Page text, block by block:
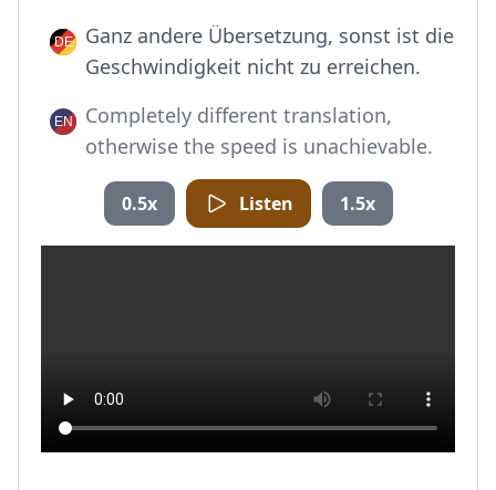
Ganz andere Übersetzung, sonst ist die
Geschwindigkeit nicht zu erreichen.
Completely different translation,
otherwise the speed is unachievable.
0.5x Listen 1.5x